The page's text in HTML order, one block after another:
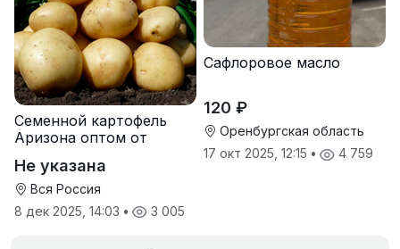
Семенной картофель
Аризона оптом от
Не указана
Вся Россия
8 дек 2025, 14:03 • 3 005
Сафлоровое масло
120 ₽
Оренбургская область
17 окт 2025, 12:15 • 4 759